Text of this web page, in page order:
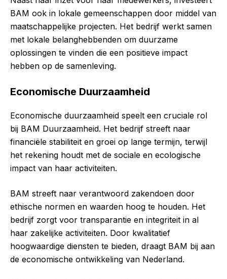
BAM ook in lokale gemeenschappen door middel van
maatschappelijke projecten. Het bedrijf werkt samen
met lokale belanghebbenden om duurzame
oplossingen te vinden die een positieve impact
hebben op de samenleving.
Economische Duurzaamheid
Economische duurzaamheid speelt een cruciale rol
bij BAM Duurzaamheid. Het bedrijf streeft naar
financiële stabiliteit en groei op lange termijn, terwijl
het rekening houdt met de sociale en ecologische
impact van haar activiteiten.
BAM streeft naar verantwoord zakendoen door
ethische normen en waarden hoog te houden. Het
bedrijf zorgt voor transparantie en integriteit in al
haar zakelijke activiteiten. Door kwalitatief
hoogwaardige diensten te bieden, draagt BAM bij aan
de economische ontwikkeling van Nederland.